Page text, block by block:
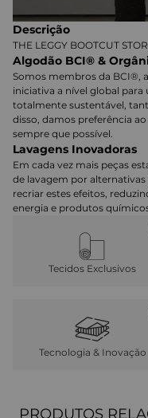
Descrição
THE LEGGY BOOTCUT
Algodão BCI® &
Somos membros da BCI®,
iniciativa a nível global
totalmente sustentável,
disso, damos preferência
sempre que possível.
Lavagens Inovadoras
Em cada vez mais peças
de lavagem por
recriar estes efeitos,
energia e produtos
Tecidos Exclusivos
Tecnologia & Inovação
PRODUTOS